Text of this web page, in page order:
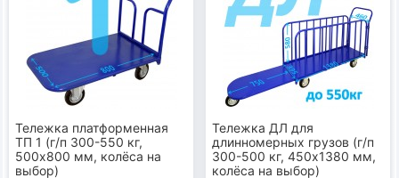
Тележка платформенная
ТП 1 (г/п 300-550 кг,
500х800 мм, колёса на
выбор)
Тележка ДЛ для
длинномерных грузов (г/п
300-500 кг, 450х1380 мм,
колёса на выбор)